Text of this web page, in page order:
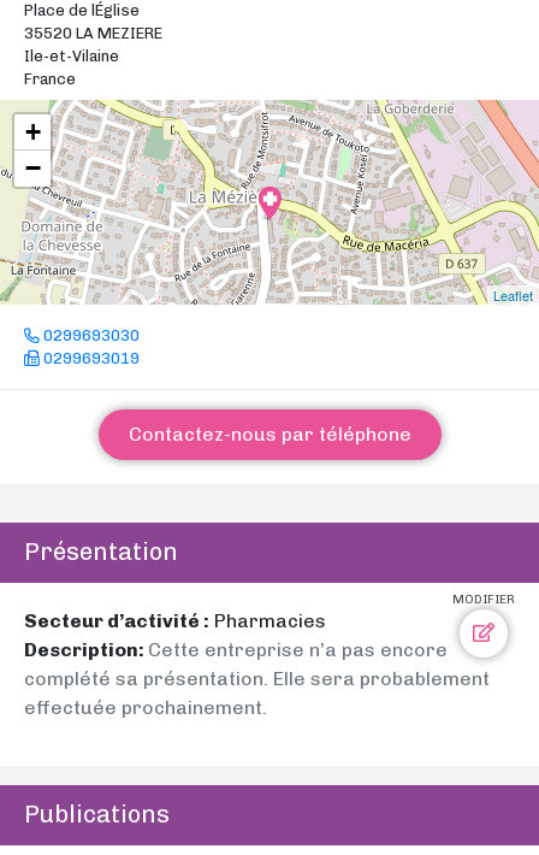
Place de lÉglise
35520 LA MEZIERE
Ile-et-Vilaine
France
+
−
Leaflet
0299693030
0299693019
Contactez-nous par téléphone
Présentation
MODIFIER
Secteur d’activité : Pharmacies
Description: Cette entreprise n’a pas encore
complété sa présentation. Elle sera probablement
effectuée prochainement.
Publications